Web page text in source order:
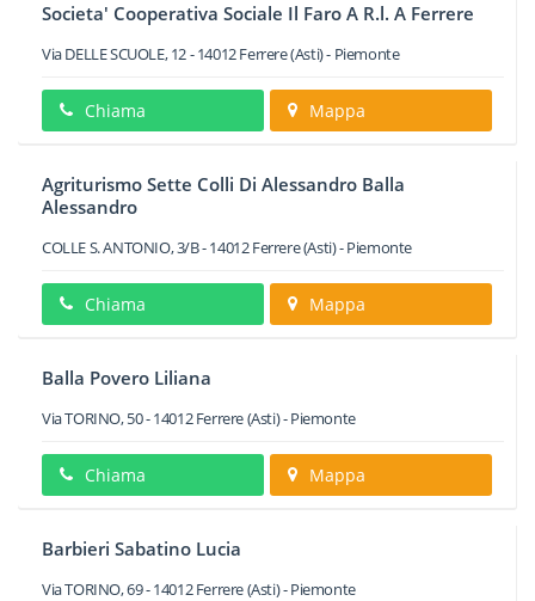
Societa' Cooperativa Sociale Il Faro A R.l. A Ferrere
Via DELLE SCUOLE, 12-14012Ferrere(Asti) - Piemonte
Chiama Mappa
Agriturismo Sette Colli Di Alessandro Balla
Alessandro
COLLE S. ANTONIO, 3/B-14012Ferrere(Asti) -Piemonte
Chiama Mappa
Balla Povero Liliana
Via TORINO, 50-14012 Ferrere(Asti) -Piemonte
Chiama Mappa
Barbieri Sabatino Lucia
Via TORINO, 69-14012 Ferrere(Asti) -Piemonte